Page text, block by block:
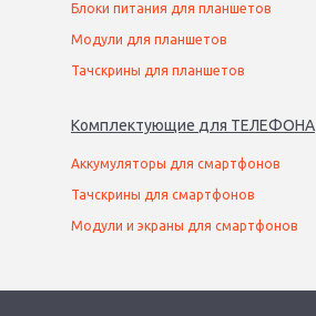
Блоки питания для планшетов
Модули для планшетов
Тачскрины для планшетов
Комплектующие для ТЕЛЕФОНА
Аккумуляторы для смартфонов
Тачскрины для смартфонов
Модули и экраны для смартфонов